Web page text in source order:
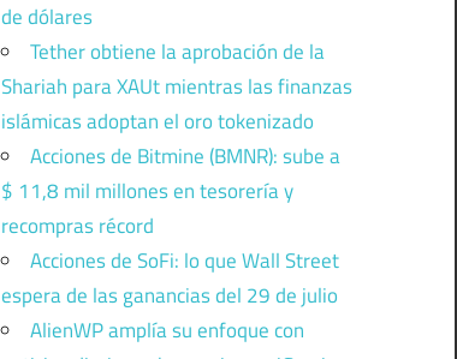
de dólares
Tether obtiene la aprobación de la
Shariah para XAUt mientras las finanzas
islámicas adoptan el oro tokenizado
Acciones de Bitmine (BMNR): sube a
$ 11,8 mil millones en tesorería y
recompras récord
Acciones de SoFi: lo que Wall Street
espera de las ganancias del 29 de julio
AlienWP amplía su enfoque con